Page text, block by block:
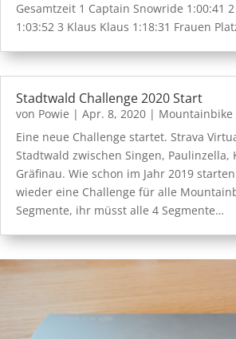
Gesamtzeit 1 Captain Snowride 1:00:41
1:03:52 3 Klaus Klaus 1:18:31 Frauen
Stadtwald Challenge 2020 Start
von Powie | Apr. 8, 2020 | Mountainbike
Eine neue Challenge startet. Strava
Stadtwald zwischen Singen, Paulinzella,
Gräfinau. Wie schon im Jahr 2019
wieder eine Challenge für alle
Segmente, ihr müsst alle 4 Segmente…